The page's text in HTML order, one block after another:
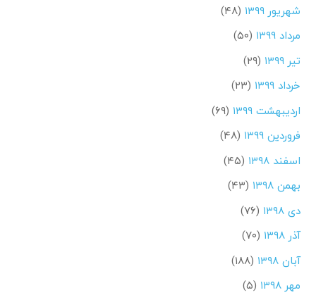
شهریور ۱۳۹۹
(۴۸)
مرداد ۱۳۹۹
(۵۰)
تیر ۱۳۹۹
(۲۹)
خرداد ۱۳۹۹
(۲۳)
اردیبهشت ۱۳۹۹
(۶۹)
فروردین ۱۳۹۹
(۴۸)
اسفند ۱۳۹۸
(۴۵)
بهمن ۱۳۹۸
(۴۳)
دی ۱۳۹۸
(۷۶)
آذر ۱۳۹۸
(۷۰)
آبان ۱۳۹۸
(۱۸۸)
مهر ۱۳۹۸
(۵)